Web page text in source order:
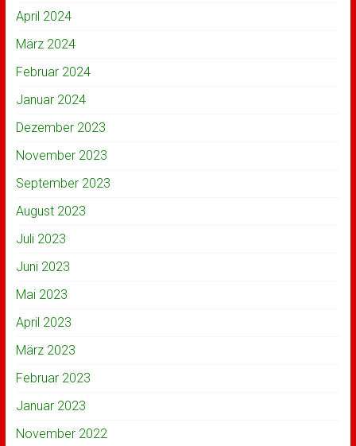
April 2024
März 2024
Februar 2024
Januar 2024
Dezember 2023
November 2023
September 2023
August 2023
Juli 2023
Juni 2023
Mai 2023
April 2023
März 2023
Februar 2023
Januar 2023
November 2022